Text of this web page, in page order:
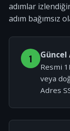
adımlar
adım bağımsız
1 Güncel
Resmi
veya
Adres